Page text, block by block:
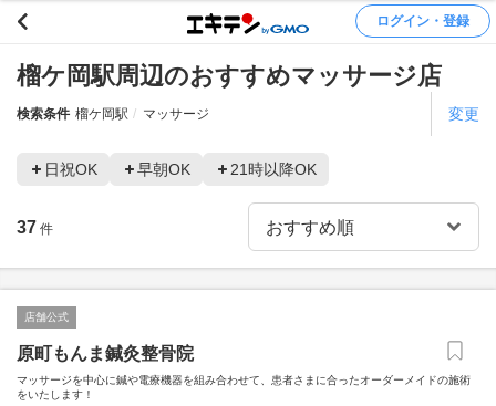
ログイン・登録
榴ケ岡駅周辺のおすすめマッサージ店
検索条件 榴ケ岡駅 マッサージ 変更
日祝OK 早朝OK 21時以降OK
37 件
店舗公式
原町もんま鍼灸整骨院
マッサージを中心に鍼や電療機器を組み合わせて、患者さまに合ったオーダーメイドの施術
をいたします！